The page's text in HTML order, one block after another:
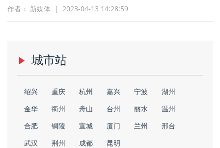
作者： 新媒体 | 2023-04-13 14:28:59
城市站
绍兴 重庆 杭州 嘉兴 宁波
湖州
金华
衢州 舟山 台州 丽水
温州
合肥
铜陵 宣城 厦门 兰州
邢台
武汉
荆州 成都 昆明